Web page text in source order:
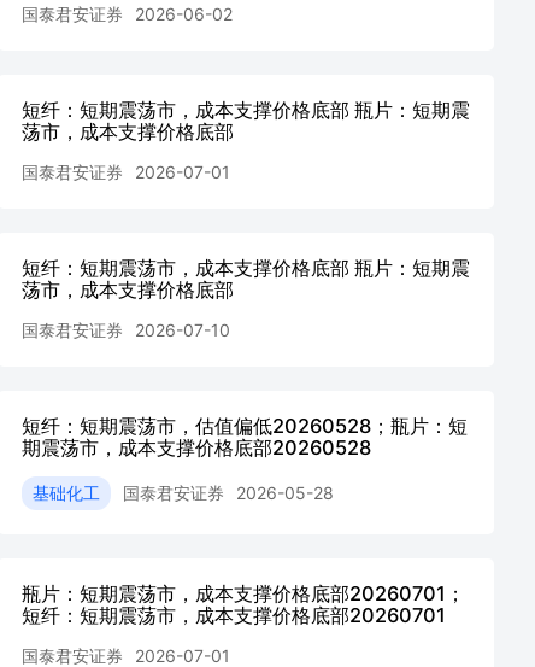
国泰君安证券 2026-06-02
短纤：短期震荡市，成本支撑价格底部 瓶片：短期震
荡市，成本支撑价格底部
国泰君安证券 2026-07-01
短纤：短期震荡市，成本支撑价格底部 瓶片：短期震
荡市，成本支撑价格底部
国泰君安证券 2026-07-10
短纤：短期震荡市，估值偏低20260528；瓶片：短
期震荡市，成本支撑价格底部20260528
基础化工 国泰君安证券 2026-05-28
瓶片：短期震荡市，成本支撑价格底部20260701；
短纤：短期震荡市，成本支撑价格底部20260701
国泰君安证券 2026-07-01